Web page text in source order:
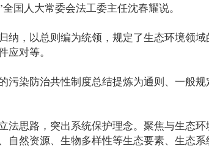
国人大常委会法工委主任沈春耀说。
，以总则编为统领，规定了生态环境领域
应对等。
染防治共性制度总结提炼为通则、一般规
思路，突出系统保护理念。聚焦与生态环
自然资源、生物多样性等生态要素、生态